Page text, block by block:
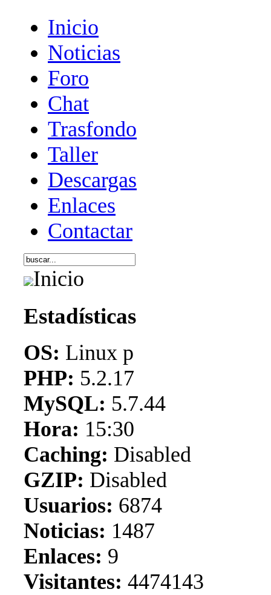
Inicio
Noticias
Foro
Chat
Trasfondo
Taller
Descargas
Enlaces
Contactar
Inicio
Estadísticas
OS: Linux p
PHP: 5.2.17
MySQL: 5.7.44
Hora: 15:30
Caching: Disabled
GZIP: Disabled
Usuarios: 6874
Noticias: 1487
Enlaces: 9
Visitantes: 4474143